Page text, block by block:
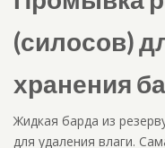
(силосов)
хранения
Жидкая барда из
для удаления влаги.